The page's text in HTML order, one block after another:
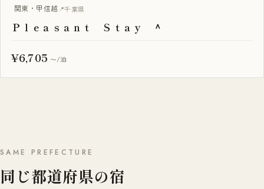
BBQ・焚き火
関東・甲信越 千葉県
Ｐｌｅａｓａｎｔ Ｓｔａｙ ＾
¥6,705 〜/泊
SAME PREFECTURE
同じ都道府県の宿